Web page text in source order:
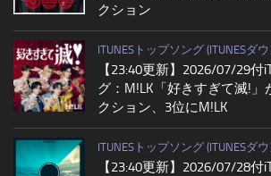
クション
ITUNESトップソング (ITUNESダ
【23:40更新】2026/07/29付
グ：M!LK「好きすぎて滅!」
クション、3位にM!LK
ITUNESトップソング (ITUNESダ
【23:40更新】2026/07/28付